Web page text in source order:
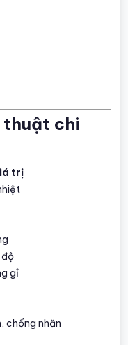
thuật chi
trị
độ
gỉ
chống nhăn